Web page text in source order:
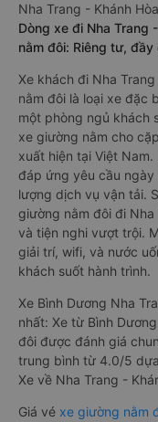
Nha Trang - Khánh
Dòng xe đi Nha Trang
nằm đôi: Riêng tư,
Xe khách đi Nha
nằm đôi là loại xe đặc
một phòng ngủ khách
xe giường nằm cho
xuất hiện tại Việt
đáp ứng yêu cầu
lượng dịch vụ vận tải.
giường nằm đôi đi
và tiện nghi vượt trội.
giải trí, wifi, và nước
khách suốt hành trình.
Xe Bình Dương Nha
nhất: Xe từ Bình
đôi được đánh giá
trung bình từ 4.0/5
Xe về Nha Trang -
Giá vé xe giường nằm